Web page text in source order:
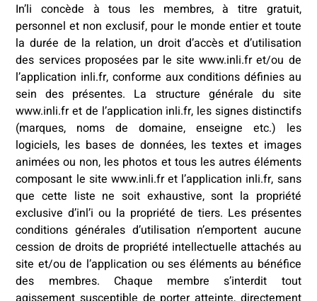
In’li concède à tous les membres, à titre gratuit,
personnel et non exclusif, pour le monde entier et toute
la durée de la relation, un droit d’accès et d’utilisation
des services proposées par le site www.inli.fr et/ou de
l’application inli.fr, conforme aux conditions définies au
sein des présentes. La structure générale du site
www.inli.fr et de l’application inli.fr, les signes distinctifs
(marques, noms de domaine, enseigne etc.) les
logiciels, les bases de données, les textes et images
animées ou non, les photos et tous les autres éléments
composant le site www.inli.fr et l’application inli.fr, sans
que cette liste ne soit exhaustive, sont la propriété
exclusive d’inl’i ou la propriété de tiers. Les présentes
conditions générales d’utilisation n’emportent aucune
cession de droits de propriété intellectuelle attachés au
site et/ou de l’application ou ses éléments au bénéfice
des membres. Chaque membre s’interdit tout